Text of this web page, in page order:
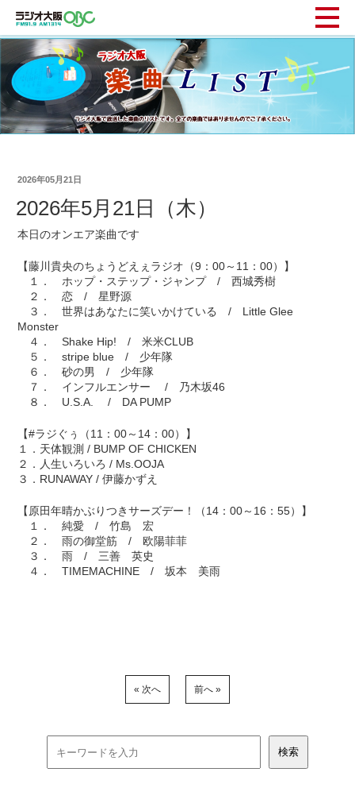
2026年05月21日
2026年5月21日（木）
本日のオンエア楽曲です
【藤川貴央のちょうどえぇラジオ（9：00～11：00）】
１． ホップ・ステップ・ジャンプ / 西城秀樹
２． 恋 / 星野源
３． 世界はあなたに笑いかけている / Little Glee
Monster
４． Shake Hip! / 米米CLUB
５． stripe blue / 少年隊
６． 砂の男 / 少年隊
７． インフルエンサー / 乃木坂46
８． U.S.A. / DA PUMP
【#ラジぐぅ（11：00～14：00）】
１．天体観測 / BUMP OF CHICKEN
２．人生いろいろ / Ms.OOJA
３．RUNAWAY / 伊藤かずえ
【原田年晴かぶりつきサーズデー！（14：00～16：55）】
１． 純愛 / 竹島 宏
２． 雨の御堂筋 / 欧陽菲菲
３． 雨 / 三善 英史
４． TIMEMACHINE / 坂本 美雨
« 次へ 前へ »